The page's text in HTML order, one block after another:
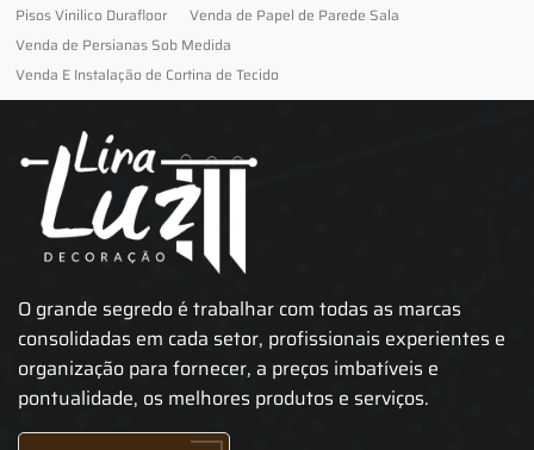
Pisos Vinilico Durafloor
Venda de Papel de Parede Sala
Venda de Persianas Sob Medida
Venda E Instalação de Cortina de Tecido
O grande segredo é trabalhar com todas as marcas
consolidadas em cada setor, profissionais experientes e
organização para fornecer, a preços imbatíveis e
pontualidade, os melhores produtos e serviços.